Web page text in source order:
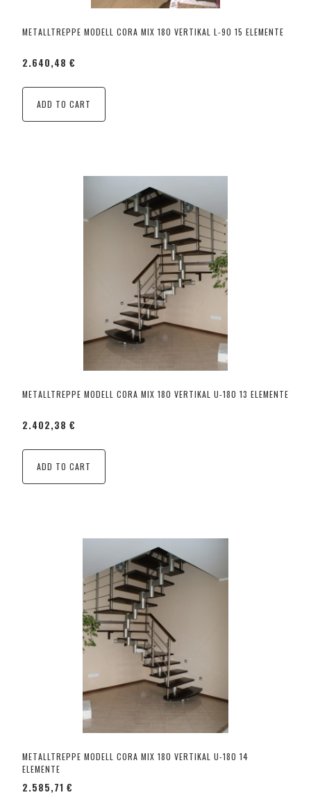
METALLTREPPE MODELL CORA MIX 180 VERTIKAL L-90 15 ELEMENTE
2.640,48 €
ADD TO CART
METALLTREPPE MODELL CORA MIX 180 VERTIKAL U-180 13 ELEMENTE
2.402,38 €
ADD TO CART
METALLTREPPE MODELL CORA MIX 180 VERTIKAL U-180 14
ELEMENTE
2.585,71 €